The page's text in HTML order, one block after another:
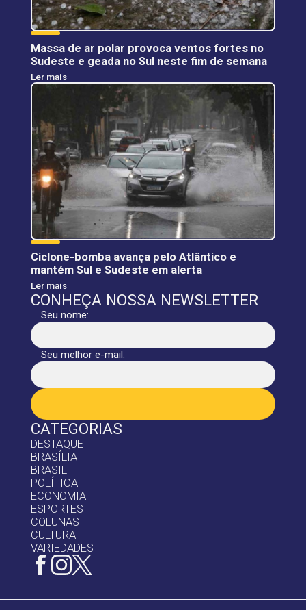
CATEGORIAS
DESTAQUE
BRASÍLIA
BRASIL
POLÍTICA
ECONOMIA
ESPORTES
COLUNAS
CULTURA
VARIEDADES
Massa de ar polar provoca ventos fortes no
Sudeste e geada no Sul neste fim de semana
Ler mais
Ciclone-bomba avança pelo Atlântico e
mantém Sul e Sudeste em alerta
Ler mais
CONHEÇA NOSSA NEWSLETTER
Seu nome:
Seu melhor e-mail: